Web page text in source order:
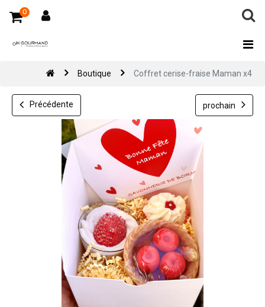
0
Boutique Coffret cerise-fraise Maman x4
Précédente prochain